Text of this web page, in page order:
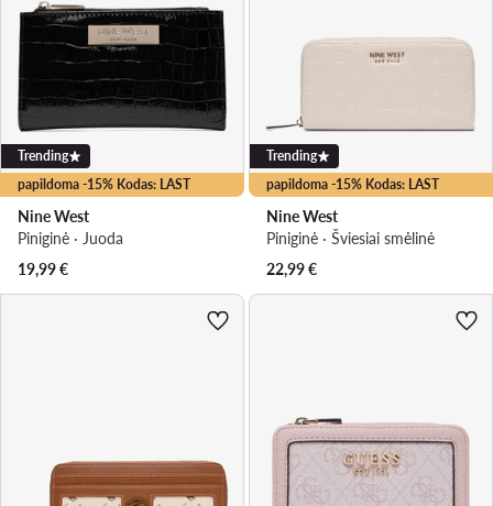
papildoma -15% Kodas: LAST
Trending
Nine West
Piniginė · Juoda
19,99€
papildoma -15% Kodas: LAST
Trending
Nine West
Piniginė · Šviesiai smėlinė
22,99€